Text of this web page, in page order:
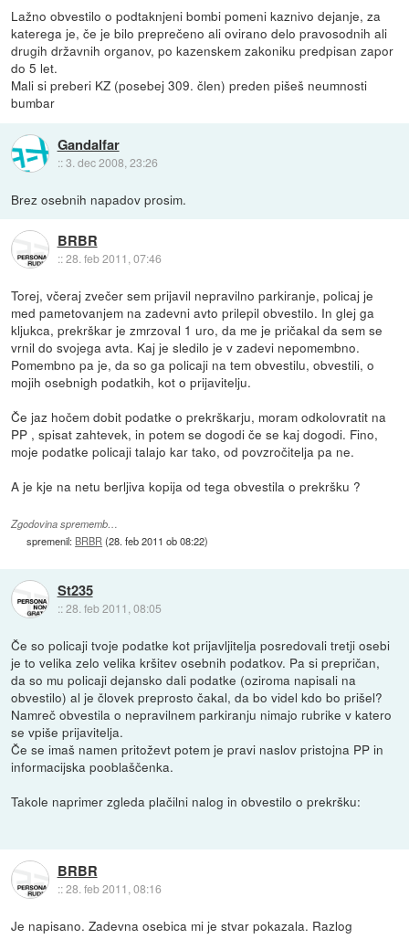
Lažno obvestilo o podtaknjeni bombi pomeni kaznivo dejanje, za
katerega je, če je bilo preprečeno ali ovirano delo pravosodnih ali
drugih državnih organov, po kazenskem zakoniku predpisan zapor
do 5 let.
Mali si preberi KZ (posebej 309. člen) preden pišeš neumnosti
bumbar
Gandalfar
::3. dec 2008, 23:26
Brez osebnih napadov prosim.
BRBR
::28. feb 2011, 07:46
Torej, včeraj zvečer sem prijavil nepravilno parkiranje, policaj je
med pametovanjem na zadevni avto prilepil obvestilo. In glej ga
kljukca, prekrškar je zmrzoval 1 uro, da me je pričakal da sem se
vrnil do svojega avta. Kaj je sledilo je v zadevi nepomembno.
Pomembno pa je, da so ga policaji na tem obvestilu, obvestili, o
mojih osebnigh podatkih, kot o prijavitelju.
Če jaz hočem dobit podatke o prekrškarju, moram odkolovratit na
PP , spisat zahtevek, in potem se dogodi če se kaj dogodi. Fino,
moje podatke policaji talajo kar tako, od povzročitelja pa ne.
A je kje na netu berljiva kopija od tega obvestila o prekršku ?
Zgodovina sprememb…
spremenil: BRBR (28. feb 2011 ob 08:22)
St235
::28. feb 2011, 08:05
Če so policaji tvoje podatke kot prijavljitelja posredovali tretji osebi
je to velika zelo velika kršitev osebnih podatkov. Pa si prepričan,
da so mu policaji dejansko dali podatke (oziroma napisali na
obvestilo) al je človek preprosto čakal, da bo videl kdo bo prišel?
Namreč obvestila o nepravilnem parkiranju nimajo rubrike v katero
se vpiše prijavitelja.
Če se imaš namen pritoževt potem je pravi naslov pristojna PP in
informacijska pooblaščenka.
Takole naprimer zgleda plačilni nalog in obvestilo o prekršku:
BRBR
::28. feb 2011, 08:16
Je napisano. Zadevna osebica mi je stvar pokazala. Razlog